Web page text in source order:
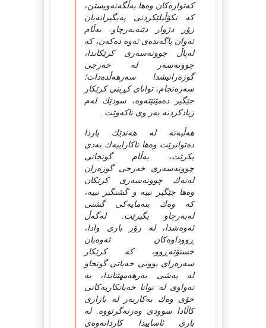
که‌تواره‌کان وه‌ها به‌ڵگه‌نه‌ویستن،
که‌ نکۆڵیلێکردنی په‌یگیرانه‌یان
زۆر دژوار دێته‌به‌رچاو. به‌ڵام
ئه‌وان پاگه‌نده‌ی ئه‌وه‌ ده‌که‌ن، که‌
له‌پاڵ چوونه‌سه‌ری کرێکاندا،
چوونه‌سه‌ر له‌ خه‌رجی
گوزه‌رانیشدا سه‌رهه‌ڵده‌دات؛
سه‌ره‌نجام، توانای کڕینی کرێکار
جێگیر ده‌مێنێته‌وه‌، سودێك له‌م
زیادکردنه‌ به‌ر وی ناکه‌وێت.
هه‌ڵبه‌ته‌ له‌ هه‌ندێك باردا
ده‌توانرێت وه‌ها ناکاراییه‌ك به‌دی
بکرێت، به‌ڵام گونجانی
چوونه‌سه‌ری خه‌رجی گوزه‌ران
له‌ته‌ك چوونه‌سه‌ری کرێکان
وه‌ها جێگیر نییه‌ و گشتگیر نییه‌،
که‌ وه‌ك بنه‌مایه‌کی گشتی
له‌به‌رچاو بگیرێت. له‌گه‌ڵ
ئه‌وه‌شدا، له‌ زۆر باری وادا،
ڕووداوه‌کان ئه‌وه‌یان
خستۆته‌ڕوو، که‌ کرێکار
سه‌ره‌رای بوونی خه‌باتی گونجاو
له‌ به‌شی به‌رهه‌مهێناندا، به‌
ته‌واوی له‌ توانا خه‌باتکاریه‌کانی
خۆی وه‌ك به‌کاربه‌ر له‌ بازاری
کاڵادا سوودی وه‌رنه‌گرتووه‌. له‌
باری ئاساییدا کاردانه‌وه‌ی